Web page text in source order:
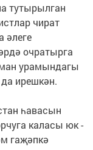
тутырылган
чират
әлеге
очратырга
урамындагы
ирешкән.
һавасын
каласы юк -
гаҗәпкә